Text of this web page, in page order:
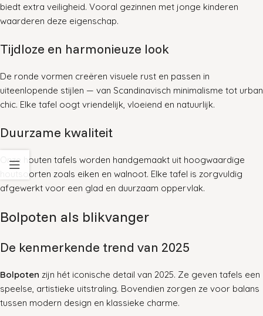
biedt extra veiligheid. Vooral gezinnen met jonge kinderen
waarderen deze eigenschap.
Tijdloze en harmonieuze look
De ronde vormen creëren visuele rust en passen in
uiteenlopende stijlen — van Scandinavisch minimalisme tot urban
chic. Elke tafel oogt vriendelijk, vloeiend en natuurlijk.
Duurzame kwaliteit
Onze houten tafels worden handgemaakt uit hoogwaardige
houtsoorten zoals eiken en walnoot. Elke tafel is zorgvuldig
afgewerkt voor een glad en duurzaam oppervlak.
Bolpoten als blikvanger
De kenmerkende trend van 2025
Bolpoten zijn hét iconische detail van 2025. Ze geven tafels een
speelse, artistieke uitstraling. Bovendien zorgen ze voor balans
tussen modern design en klassieke charme.